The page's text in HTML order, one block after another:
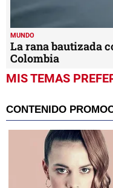
MUNDO
La rana bautizada
Colombia
MIS TEMAS